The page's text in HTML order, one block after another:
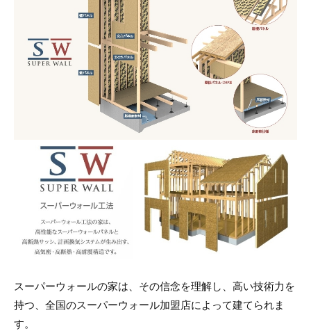
スーパーウォールの家は、その信念を理解し、高い技術力を
持つ、全国のスーパーウォール加盟店によって建てられま
す。